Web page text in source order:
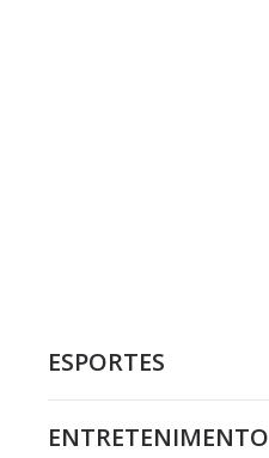
ESPORTES
ENTRETENIMENTO